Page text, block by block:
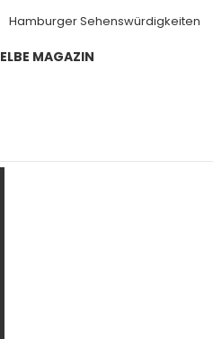
Hamburger Sehenswürdigkeiten
ELBE MAGAZIN